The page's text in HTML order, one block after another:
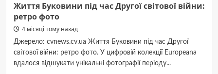
Життя Буковини під час Другої світової війни:
ретро фото
4 місяці тому назад
Джерело: cvnews.cv.ua Життя Буковини під час Другої
світової війни: ретро фото. У цифровій колекції Europeana
вдалося відшукати унікальні фотографії періоду...